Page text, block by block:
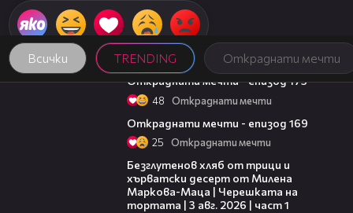
Всички TRENDING Откраднати мечти
43:39
Откраднати мечти - епизод 175
48 Откраднати мечти
Откраднати мечти - епизод 169
25 Откраднати мечти
Безглутенов хляб от трици и
хърватски десерт от Милена
Маркова-Маца | Черешката на
тортата | 3 авг. 2026 | част 1